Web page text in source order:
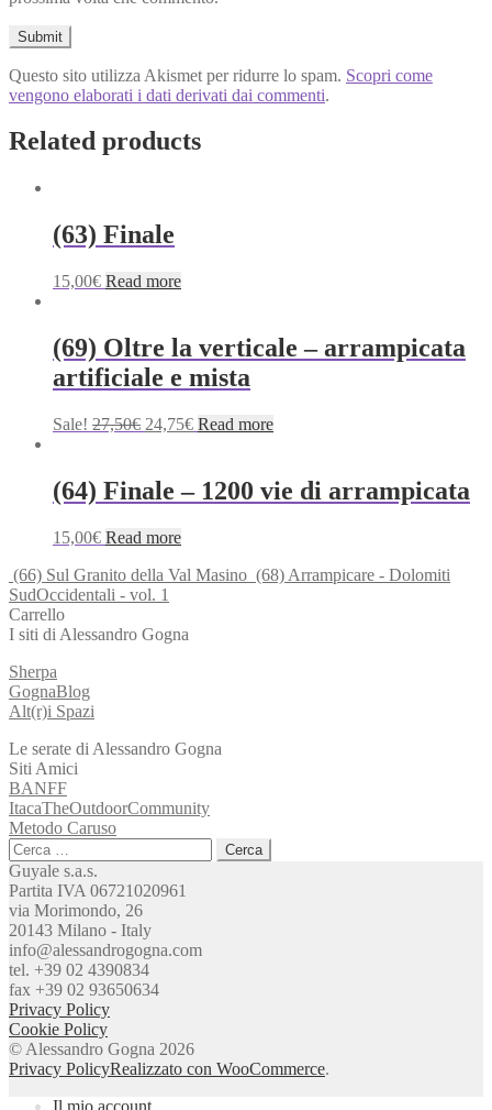
Questo sito utilizza Akismet per ridurre lo spam. Scopri come
vengono elaborati i dati derivati dai commenti.
Related products
(63) Finale
15,00€ Read more
(69) Oltre la verticale – arrampicata
artificiale e mista
Sale! 27,50€ Original
27,50€.
24,75€Current
24,75€.
Read more
(64) Finale – 1200 vie di arrampicata
15,00€ Read more
(66) Sul Granito della Val Masino (68) Arrampicare - Dolomiti
SudOccidentali - vol. 1
Carrello
I siti di Alessandro Gogna
Sherpa
GognaBlog
Alt(r)i Spazi
Le serate di Alessandro Gogna
Siti Amici
BANFF
ItacaTheOutdoorCommunity
Metodo Caruso
Ricerca
per:
Guyale s.a.s.
Partita IVA 06721020961
via Morimondo, 26
20143 Milano - Italy
info@alessandrogogna.com
tel. +39 02 4390834
fax +39 02 93650634
Privacy Policy
Cookie Policy
© Alessandro Gogna 2026
Privacy PolicyRealizzato con WooCommerce.
Il mio account